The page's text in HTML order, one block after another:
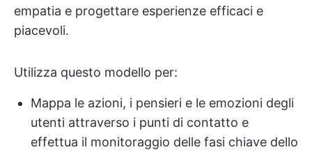
empatia e progettare esperienze efficaci e
piacevoli.
Utilizza questo modello per:
Mappa le azioni, i pensieri e le emozioni degli
utenti attraverso i punti di contatto e
effettua il monitoraggio delle fasi chiave dello